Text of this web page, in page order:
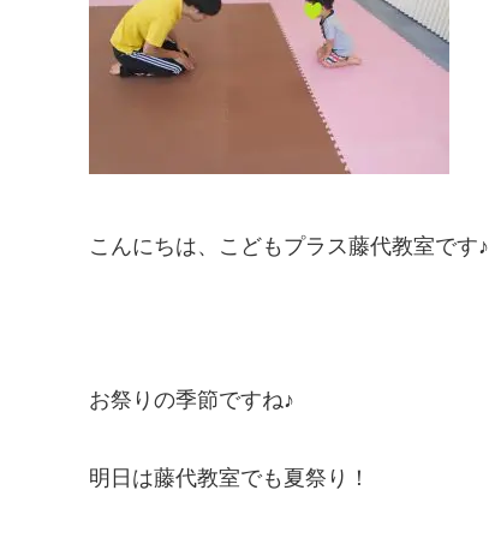
こんにちは、こどもプラス藤代教室です♪
お祭りの季節ですね♪
明日は藤代教室でも夏祭り！